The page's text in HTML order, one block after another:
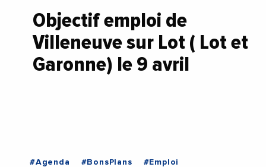
Objectif emploi de
Villeneuve sur Lot ( Lot et
Garonne) le 9 avril
#Agenda #BonsPlans
#Emploi